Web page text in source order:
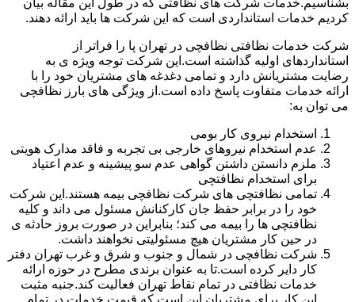
بشناسیم.خدمات شرکت های نظافتی که در طول این مقاله بیان
کردیم خدمات استانداردی است که این شرکت ها باید ارائه دهند.
شرکت خدمات نظافتی نظافچی در تهران پا را فراتر از
استانداردهای اولیه گذاشته است.این شرکت توجه ویژه ی به
رضایت مشتریانش دارد و تمامی دغدغه های مشتریان خود را با
ارائه خدمات متفاوت پاسخ داده است.از ویژگی های بارز نظافچی
می توان به:
استخدام نیروی کار بومی
عدم استخدام نیروهای خارجی بی تجربه و فاقد مدارک هویتی
ملزم دانستن داشتن گواهی عدم سو پیشینه و عدم اعتیاد
برای استخدام نظافتچی
تمامی نظافتچی های شرکت نظافچی بیمه هستند.این شرکت
خود را در برابر حفظ جان کارکنانش مسئول می داند و کلیه
نظافتچی ها را بیمه می کند؛ بنابراین در صورت بروز حادثه ی
در حین کار مشتریان هیچ مسئولیتی نخواهند داشت.
شرکت نظافچی در شمال و جنوب و شرق و غرب تهران دفتر
کار دایر کرده است.تا به عنوان برندی مطرح در حوزه ارائه
خدمات نظافتی در تمام نقاط تهران فعالیت کند.جنبه مثبت